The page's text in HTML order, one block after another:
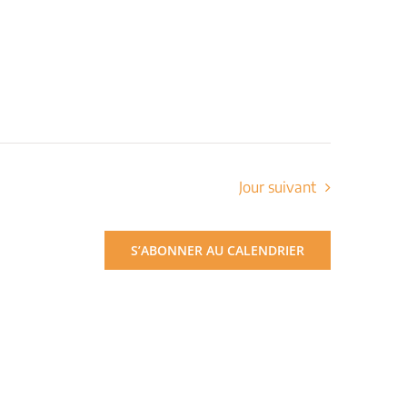
Jour suivant
S’ABONNER AU CALENDRIER